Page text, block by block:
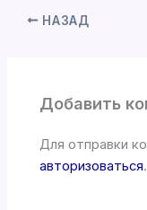
НАЗАД
Добавить
Для отправки
авторизоваться.